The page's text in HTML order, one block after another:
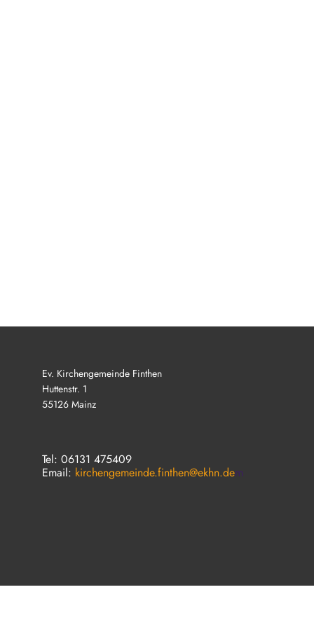
Ev. Kirchengemeinde Finthen
Huttenstr. 1
55126 Mainz
Tel: 06131 475409
Email: kirchengemeinde.finthen@ekhn.dem